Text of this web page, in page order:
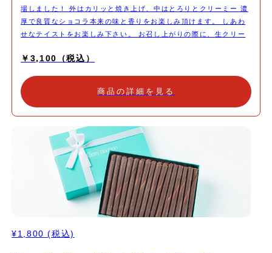
場しました！ 外はカリッと焼き上げ、中はとろりとクリーミー 濃
厚で良質なショコラ本来の味と香りをお楽しみ頂けます。 しあわ
せなテイストをお楽しみ下さい。 お召し上がりの際に、生クリー
て頂けます。 (召し上がる分だけカットして残りを冷凍保管して頂
￥3,100（税込）
商品の詳細を見る
¥1,800 (税込)